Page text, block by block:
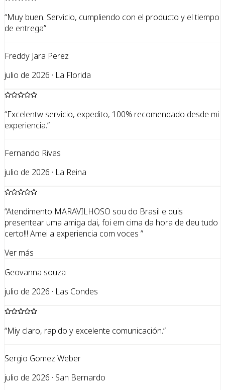
“Muy buen. Servicio, cumpliendo con el producto y el tiempo
de entrega”
Freddy Jara Perez
julio de 2026 · La Florida
“Excelentw servicio, expedito, 100% recomendado desde mi
experiencia.”
Fernando Rivas
julio de 2026 · La Reina
“Atendimento MARAVILHOSO sou do Brasil e quis
presentear uma amiga dai, foi em cima da hora de deu tudo
certo!!! Amei a experiencia com voces ”
Ver más
Geovanna souza
julio de 2026 · Las Condes
“Miy claro, rapido y excelente comunicación.”
Sergio Gomez Weber
julio de 2026 · San Bernardo